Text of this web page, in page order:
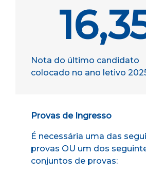
Nota do último candidato
colocado no ano letivo
Provas de Ingresso
É necessária uma das
provas OU um dos
conjuntos de provas: